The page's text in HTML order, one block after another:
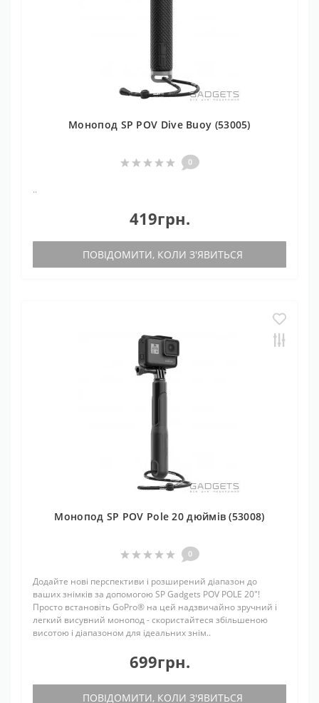
Монопод SP POV Dive Buoy (53005)
0
..
419грн.
ПОВІДОМИТИ, КОЛИ З'ЯВИТЬСЯ
Монопод SP POV Pole 20 дюймів (53008)
0
Додайте нові перспективи і розширений діапазон до
ваших знімків за допомогою SP Gadgets POV POLE 20"!
Просто встановіть GoPro® на цей надзвичайно зручний і
легкий висувний монопод - скористайтеся збільшеною
висотою і діапазоном для ідеальних знім..
699грн.
ПОВІДОМИТИ, КОЛИ З'ЯВИТЬСЯ